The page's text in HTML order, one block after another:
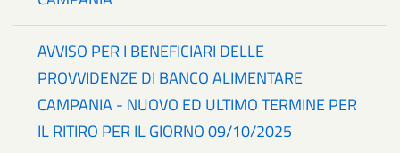
AVVISO PER I BENEFICIARI DELLE
PROVVIDENZE DI BANCO ALIMENTARE
CAMPANIA - NUOVO ED ULTIMO TERMINE PER
IL RITIRO PER IL GIORNO 09/10/2025